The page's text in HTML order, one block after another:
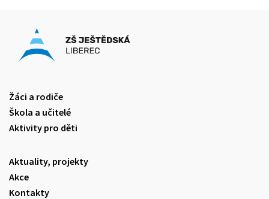
Žáci a rodiče
Škola a učitelé
Aktivity pro děti
Aktuality, projekty
Akce
Kontakty